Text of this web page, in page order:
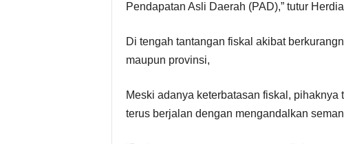
Pendapatan Asli Daerah (PAD),” tutur
Di tengah tantangan fiskal akibat
maupun provinsi,
Meski adanya keterbatasan fiskal,
terus berjalan dengan mengandalkan